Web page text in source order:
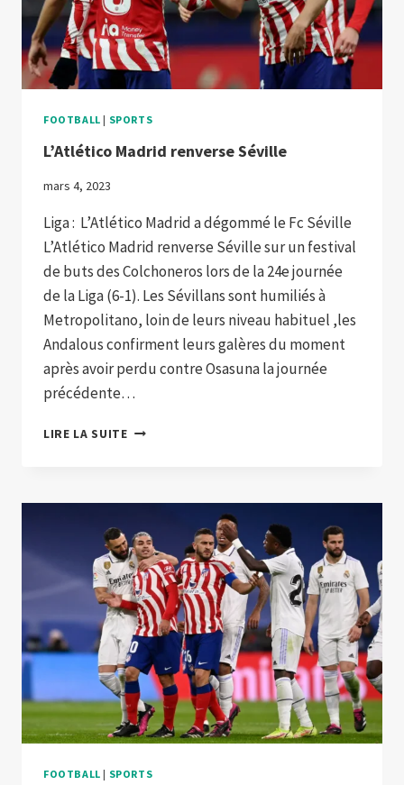
FOOTBALL | SPORTS
L’Atlético Madrid renverse Séville
mars 4, 2023
Liga : L’Atlético Madrid a dégommé le Fc Séville
L’Atlético Madrid renverse Séville sur un festival
de buts des Colchoneros lors de la 24e journée
de la Liga (6-1). Les Sévillans sont humiliés à
Metropolitano, loin de leurs niveau habituel ,les
Andalous confirment leurs galères du moment
après avoir perdu contre Osasuna la journée
précédente…
LIRE LA SUITEL’ATLÉTICO
FOOTBALL | SPORTS